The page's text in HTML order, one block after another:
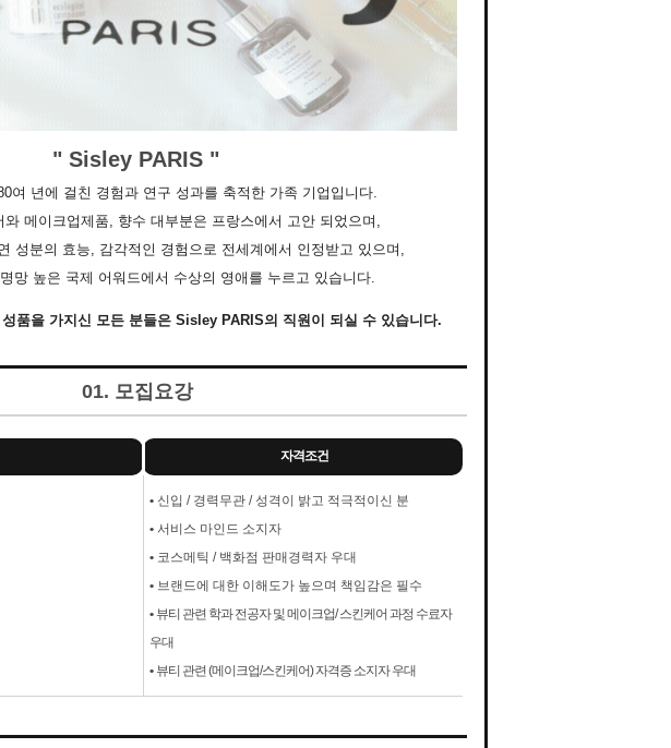
" Sisley PARIS "
여 년에 걸친 경험과 연구 성과를 축적한 가족 기업입니다.
메이크업제품, 향수 대부분은 프랑스에서 고안 되었으며,
성분의 효능, 감각적인 경험으로 전세계에서 인정받고 있으며,
망 높은 국제 어워드에서 수상의 영애를 누르고 있습니다.
품을 가지신 모든 분들은 Sisley PARIS의 직원이 되실 수 있습니다.
01. 모집요강
자격조건
• 신입 / 경력무관 / 성격이 밝고 적극적이신 분
• 서비스 마인드 소지자
• 코스메틱 / 백화점 판매경력자 우대
• 브랜드에 대한 이해도가 높으며 책임감은 필수
• 뷰티 관련 학과 전공자 및 메이크업/ 스킨케어 과정 수료자
우대
• 뷰티 관련 (메이크업/스킨케어) 자격증 소지자 우대